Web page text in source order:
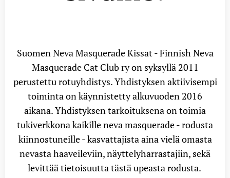
Suomen Neva Masquerade Kissat - Finnish Neva
Masquerade Cat Club ry on syksyllä 2011
perustettu rotuyhdistys. Yhdistyksen aktiivisempi
toiminta on käynnistetty alkuvuoden 2016
aikana. Yhdistyksen tarkoituksena on toimia
tukiverkkona kaikille neva masquerade - rodusta
kiinnostuneille - kasvattajista aina vielä omasta
nevasta haaveileviin, näyttelyharrastajiin, sekä
levittää tietoisuutta tästä upeasta rodusta.